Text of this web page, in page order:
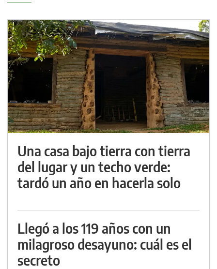
Una casa bajo tierra con tierra
del lugar y un techo verde:
tardó un año en hacerla solo
Llegó a los 119 años con un
milagroso desayuno: cuál es el
secreto